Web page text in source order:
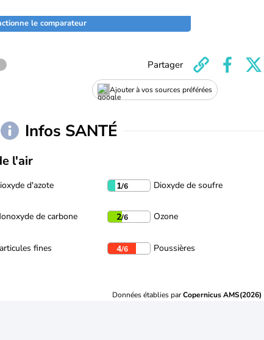
le comparateur
Ajouter à vos sources préférées
Partager
Infos SANTÉ
l'air
d'azote 1/6 Dioxyde de soufre
de carbone 2/6 Ozone
fines 4/6 Poussières
Données établies parCopernicus AMS(2026)